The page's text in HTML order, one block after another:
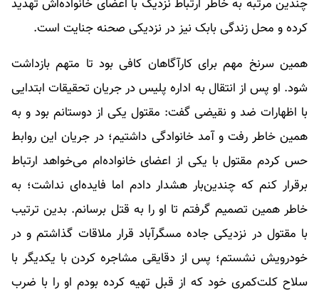
چندین مرتبه به خاطر ارتباط نزدیک با اعضای خانواده‌اش تهدید
کرده و محل زندگی بابک نیز در نزدیکی صحنه جنایت است.
همین سرنخ مهم برای کارآگاهان کافی بود تا متهم بازداشت
شود. او پس از انتقال به اداره پلیس در جریان تحقیقات ابتدایی
با اظهارات ضد و نقیضی گفت: مقتول یکی از دوستانم بود و به
همین خاطر رفت و آمد خانوادگی داشتیم؛ در جریان این روابط
حس کردم مقتول با یکی از اعضای خانواده‌ام می‌خواهد ارتباط
برقرار کنم که چندین‌بار هشدار دادم اما فایده‌ای نداشت؛ به
خاطر همین تصمیم گرفتم تا او را به قتل برسانم. بدین ترتیب
با مقتول در نزدیکی جاده مسگرآباد قرار ملاقات گذاشتم و در
خودرویش نشستم؛ پس از دقایقی مشاجره کردن با یکدیگر با
سلاح کلت‌کمری‌ خود که از قبل تهیه کرده بودم او را با ضرب